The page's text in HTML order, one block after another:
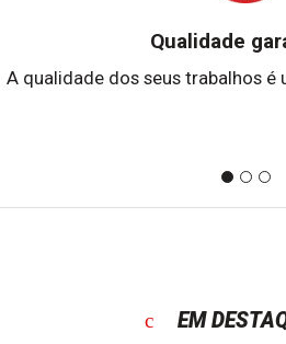
Qualidade
A qualidade dos seus trabalhos é
EM